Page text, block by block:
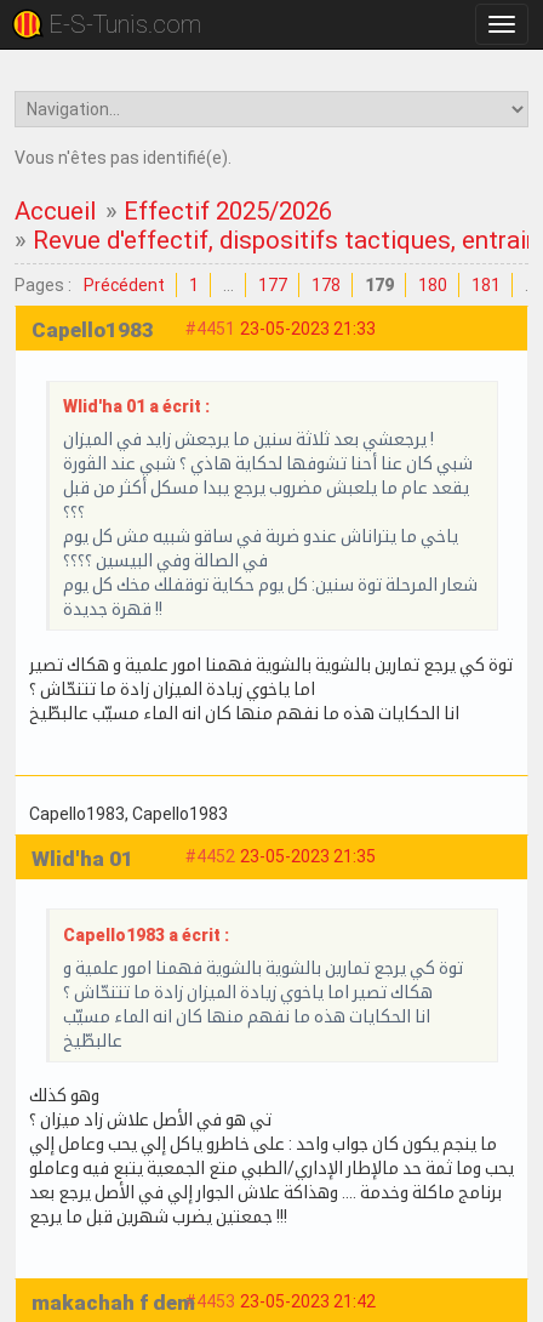
la
E-S-Tunis.com
Vous n'êtes pas identifié(e).
Accueil » Effectif 2025/2026
» Revue d'effectif, dispositifs tactiques,
Pages : Précédent 1 177 178 179 180 181
#4451 23-05-2023 21:33
Capello1983
Wlid'ha 01 a écrit :
يرجعشي بعد ثلاثة سنين ما يرجعش زايد في الميزان !
شبي كان عنا أحنا تشوفها لحكاية هاذي ؟ شبي عند الڨورة
يقعد عام ما يلعبش مضروب يرجع يبدا مسكل أكثر من قبل
؟؟؟
ياخي ما يتراناش عندو ضربة في ساقو شبيه مش كل يوم
في الصالة وفي البيسين ؟؟؟؟
شعار المرحلة توة سنين: كل يوم حكاية توقفلك مخك كل يوم
قهرة جديدة !!
توة كي يرجع تمارين بالشوية بالشوية فهمنا امور علمية و هكاك تصير
اما ياخوي زيادة الميزان زادة ما تتنحّاش ؟
انا الحكايات هذه ما نفهم منها كان انه الماء مسيّب عالبطّيخ
Capello1983, Capello1983
#4452 23-05-2023 21:35
Wlid'ha 01
Capello1983 a écrit :
توة كي يرجع تمارين بالشوية بالشوية فهمنا امور علمية و
هكاك تصير اما ياخوي زيادة الميزان زادة ما تتنحّاش ؟
انا الحكايات هذه ما نفهم منها كان انه الماء مسيّب
عالبطّيخ
وهو كذلك
تي هو في الأصل علاش زاد ميزان ؟
ما ينجم يكون كان جواب واحد : على خاطرو ياكل إلي يحب وعامل إلي
يحب وما ثمة حد مالإطار الإداري/الطبي متع الجمعية يتبع فيه وعاملو
برنامج ماكلة وخدمة .... وهذاكة علاش الجوار إلي في الأصل يرجع بعد
جمعتين يضرب شهرين قبل ما يرجع !!!
#4453 23-05-2023 21:42
makachah f dem